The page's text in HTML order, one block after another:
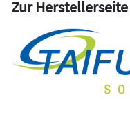
Zur Herstellerseite